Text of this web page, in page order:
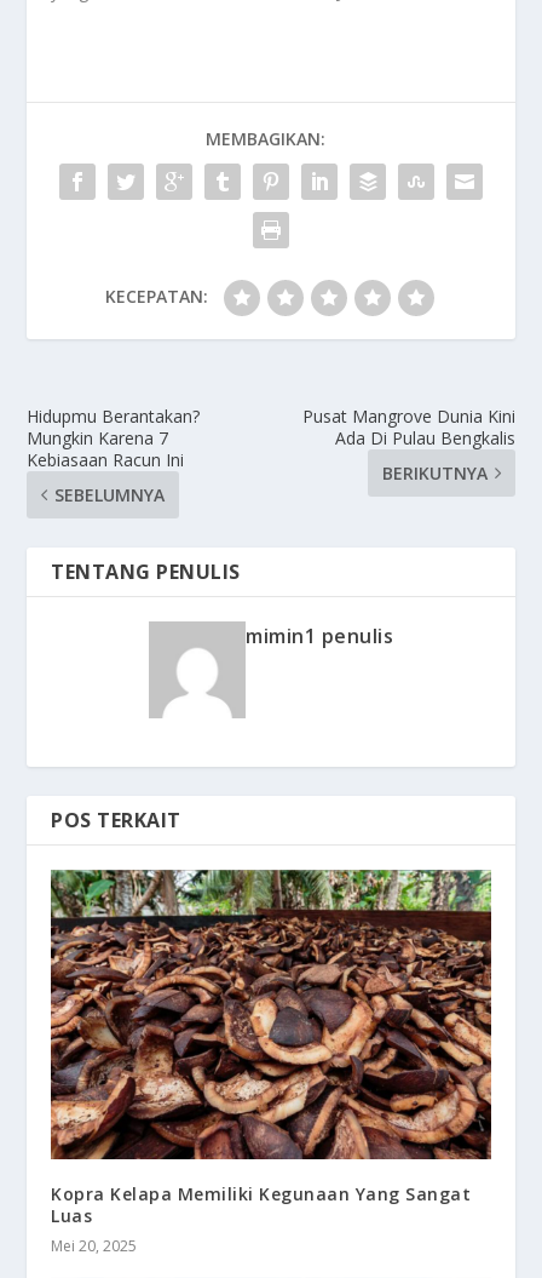
MEMBAGIKAN:
KECEPATAN:
Hidupmu Berantakan?
Mungkin Karena 7
Kebiasaan Racun Ini
SEBELUMNYA
Pusat Mangrove Dunia Kini
Ada Di Pulau Bengkalis
BERIKUTNYA
TENTANG PENULIS
mimin1 penulis
POS TERKAIT
Kopra Kelapa Memiliki Kegunaan Yang Sangat
Luas
Mei 20, 2025